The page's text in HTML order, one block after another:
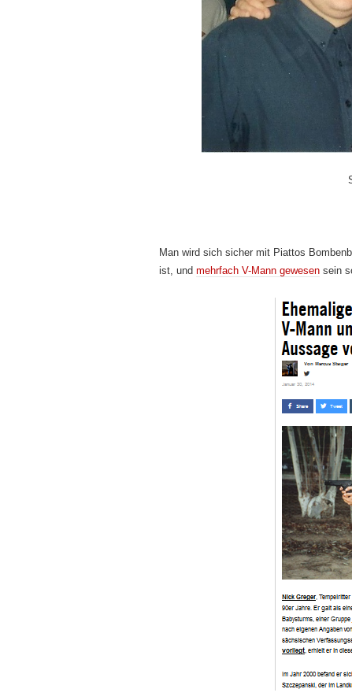
Man wird sich sicher mit Piattos
ist, und mehrfach V-Mann gewesen sein